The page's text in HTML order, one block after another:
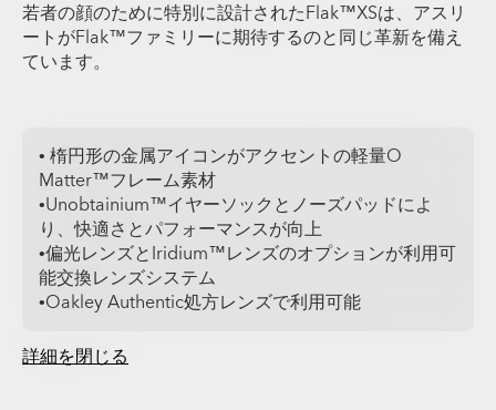
若者の顔のために特別に設計されたFlak™XSは、アスリ
ートがFlak™ファミリーに期待するのと同じ革新を備え
ています。
詳細を閉じる
• 楕円形の金属アイコンがアクセントの軽量O
Matter™フレーム素材
•Unobtainium™イヤーソックとノーズパッドによ
り、快適さとパフォーマンスが向上
•偏光レンズとIridium™レンズのオプションが利用可
能交換レンズシステム
•Oakley Authentic処方レンズで利用可能